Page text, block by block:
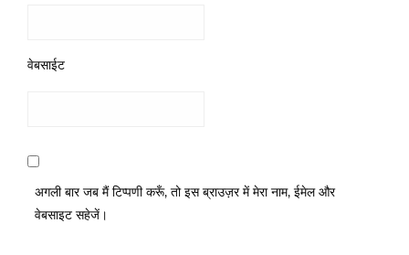
वेबसाईट
अगली बार जब मैं टिप्पणी करूँ, तो इस ब्राउज़र में मेरा नाम, ईमेल और
वेबसाइट सहेजें।